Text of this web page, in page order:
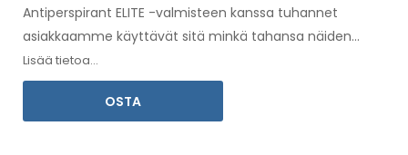
Antiperspirant ELITE -valmisteen kanssa tuhannet
asiakkaamme käyttävät sitä minkä tahansa näiden
alueiden hoitoon
kielelläsi.
Lisää tietoa...
OSTA